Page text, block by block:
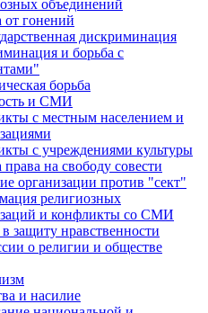
объединений
от гонений
дискриминация
и борьба с
борьба
и СМИ
с местным населением и
с учреждениями культуры
на свободу совести
организации против "сект"
религиозных
и конфликты со СМИ
защиту нравственности
о религии и обществе
и насилие